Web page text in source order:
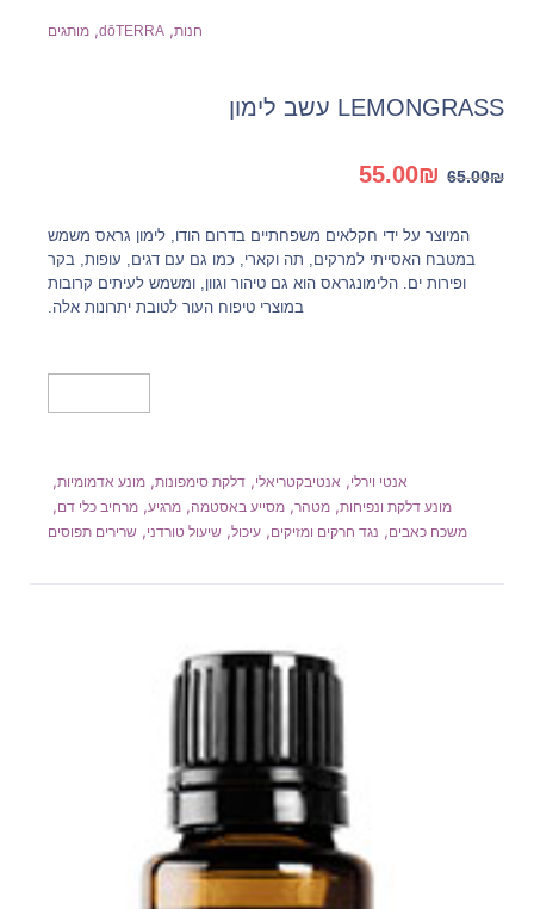
חנות,
dōTERRA
, מותגים
LEMONGRASS עשב לימון
65.00₪
המחיר
היה:
65.00₪.
55.00₪
הוא:
55.00₪.
המיוצר על ידי חקלאים משפחתיים בדרום הודו, לימון גראס משמש
במטבח האסייתי למרקים, תה וקארי, כמו גם עם דגים, עופות, בקר
ופירות ים. הלימונגראס הוא גם טיהור וגוון, ומשמש לעיתים קרובות
במוצרי טיפוח העור לטובת יתרונות אלה.
אנטי וירלי, אנטיבקטריאלי, דלקת סימפונות, מונע אדמומיות,
מונע דלקת ונפיחות, מטהר, מסייע באסטמה, מרגיע, מרחיב כלי דם,
משכח כאבים, נגד חרקים ומזיקים, עיכול, שיעול טורדני, שרירים תפוסים